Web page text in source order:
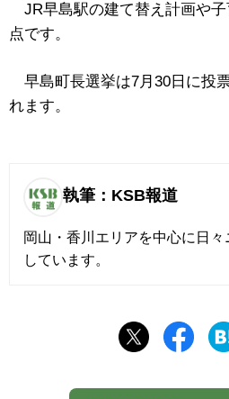
JR早島駅の建て替え計画や
点です。
早島町長選挙は7月30日に投
れます。
執筆：KSB報道
岡山・香川エリアを中心に日
しています。